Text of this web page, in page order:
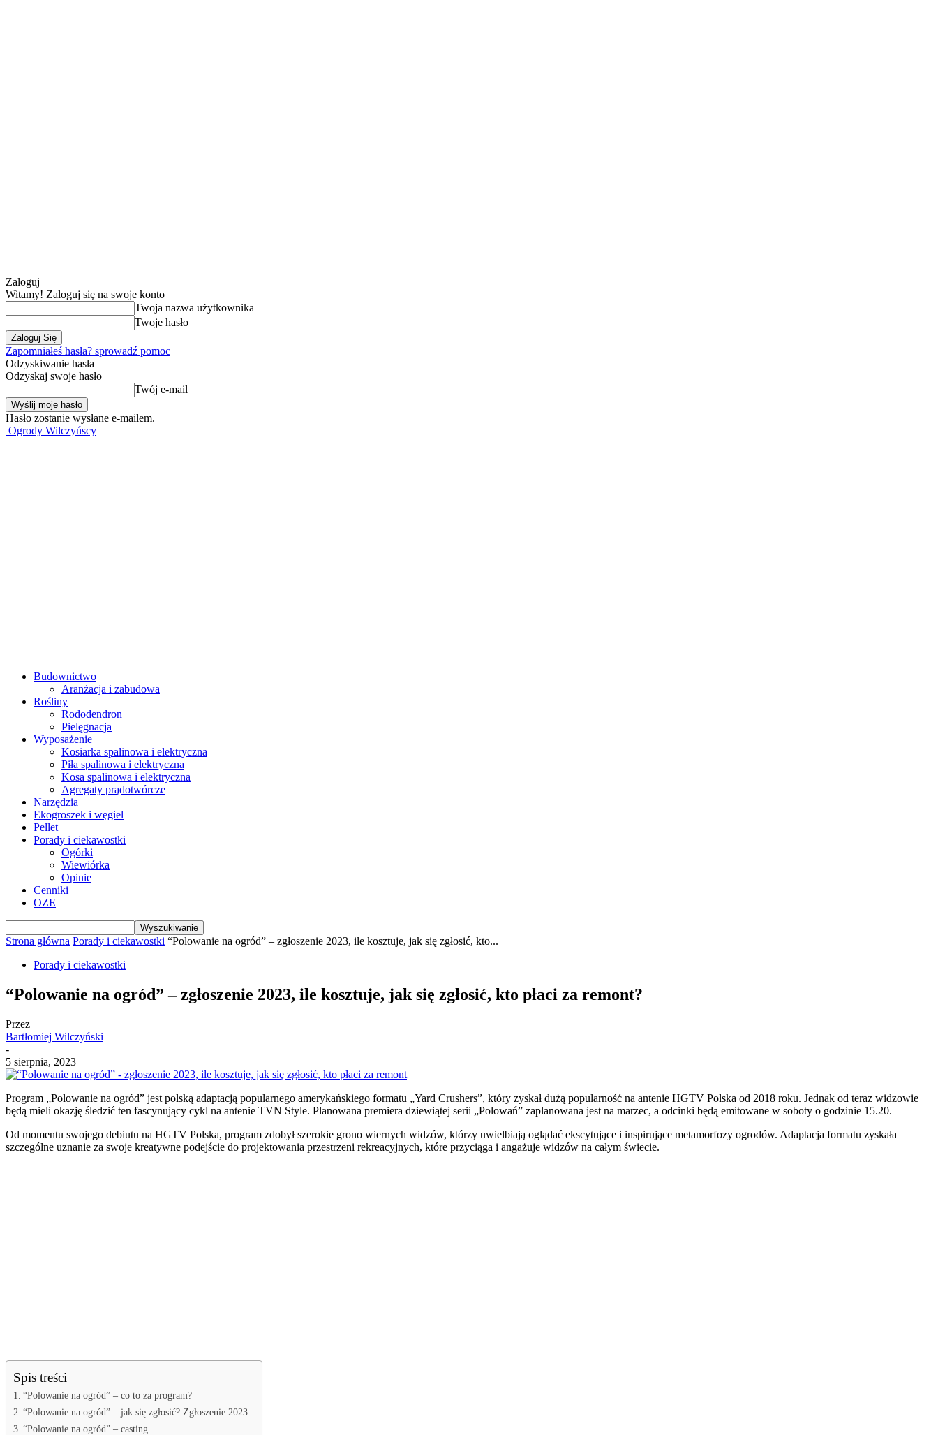
Zaloguj
Witamy! Zaloguj się na swoje konto
Twoja nazwa użytkownika
Twoje hasło
Zapomniałeś hasła? sprowadź pomoc
Odzyskiwanie hasła
Odzyskaj swoje hasło
Twój e-mail
Hasło zostanie wysłane e-mailem.
Ogrody Wilczyńscy
Budownictwo
Aranżacja i zabudowa
Rośliny
Rododendron
Pielęgnacja
Wyposażenie
Kosiarka spalinowa i elektryczna
Piła spalinowa i elektryczna
Kosa spalinowa i elektryczna
Agregaty prądotwórcze
Narzędzia
Ekogroszek i węgiel
Pellet
Porady i ciekawostki
Ogórki
Wiewiórka
Opinie
Cenniki
OZE
Strona główna Porady i ciekawostki “Polowanie na ogród” – zgłoszenie 2023, ile kosztuje, jak się zgłosić, kto...
Porady i ciekawostki
“Polowanie na ogród” – zgłoszenie 2023, ile kosztuje, jak się zgłosić, kto płaci za remont?
Przez
Bartłomiej Wilczyński
-
5 sierpnia, 2023
Program „Polowanie na ogród” jest polską adaptacją popularnego amerykańskiego formatu „Yard Crushers”, który zyskał dużą popularność na antenie HGTV Polska od 2018 roku. Jednak od teraz widzowie
będą mieli okazję śledzić ten fascynujący cykl na antenie TVN Style. Planowana premiera dziewiątej serii „Polowań” zaplanowana jest na marzec, a odcinki będą emitowane w soboty o godzinie 15.20.
Od momentu swojego debiutu na HGTV Polska, program zdobył szerokie grono wiernych widzów, którzy uwielbiają oglądać ekscytujące i inspirujące metamorfozy ogrodów. Adaptacja formatu zyskała
szczególne uznanie za swoje kreatywne podejście do projektowania przestrzeni rekreacyjnych, które przyciąga i angażuje widzów na całym świecie.
Spis treści
“Polowanie na ogród” – co to za program?
“Polowanie na ogród” – jak się zgłosić? Zgłoszenie 2023
“Polowanie na ogród” – casting